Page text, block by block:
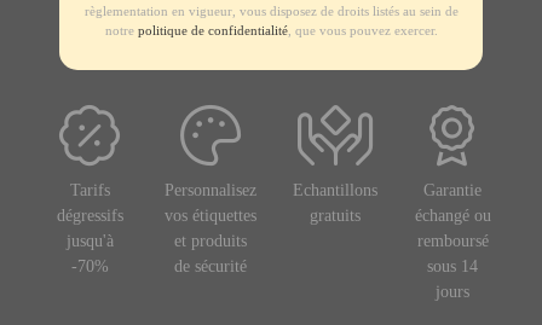
règlementation en vigueur, vous disposez de droits listés au sein de
notre politique de confidentialité, que vous pouvez exercer.
Tarifs
dégressifs
jusqu'à
-70%
Personnalisez
vos étiquettes
et produits
de sécurité
Echantillons
gratuits
Garantie
échangé ou
remboursé
sous 14
jours